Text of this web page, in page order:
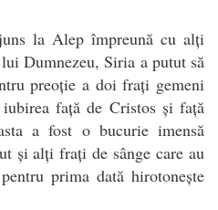
la Alep împreună cu alți
Dumnezeu, Siria a putut să
preoție a doi frați gemeni
față de Cristos și față
a fost o bucurie imensă
și alți frați de sânge care au
prima dată hirotonește